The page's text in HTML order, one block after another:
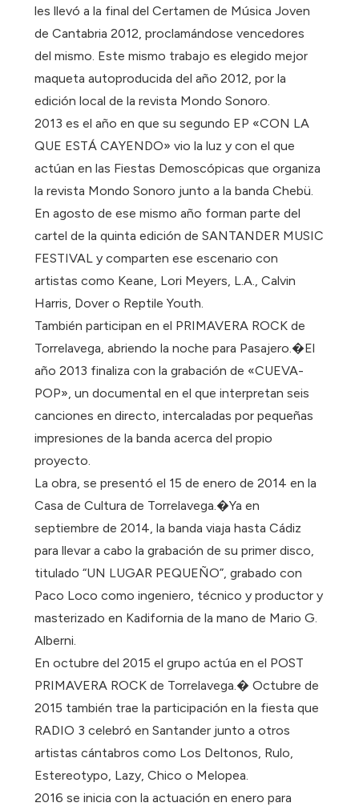
les llevó a la final del Certamen de Música Joven
de Cantabria 2012, proclamándose vencedores
del mismo. Este mismo trabajo es elegido mejor
maqueta autoproducida del año 2012, por la
edición local de la revista Mondo Sonoro.
2013 es el año en que su segundo EP «CON LA
QUE ESTÁ CAYENDO» vio la luz y con el que
actúan en las Fiestas Demoscópicas que organiza
la revista Mondo Sonoro junto a la banda Chebü.
En agosto de ese mismo año forman parte del
cartel de la quinta edición de SANTANDER MUSIC
FESTIVAL y comparten ese escenario con
artistas como Keane, Lori Meyers, L.A., Calvin
Harris, Dover o Reptile Youth.
También participan en el PRIMAVERA ROCK de
Torrelavega, abriendo la noche para Pasajero.�El
año 2013 finaliza con la grabación de «CUEVA-
POP», un documental en el que interpretan seis
canciones en directo, intercaladas por pequeñas
impresiones de la banda acerca del propio
proyecto.
La obra, se presentó el 15 de enero de 2014 en la
Casa de Cultura de Torrelavega.�Ya en
septiembre de 2014, la banda viaja hasta Cádiz
para llevar a cabo la grabación de su primer disco,
titulado “UN LUGAR PEQUEÑO”, grabado con
Paco Loco como ingeniero, técnico y productor y
masterizado en Kadifornia de la mano de Mario G.
Alberni.
En octubre del 2015 el grupo actúa en el POST
PRIMAVERA ROCK de Torrelavega.� Octubre de
2015 también trae la participación en la fiesta que
RADIO 3 celebró en Santander junto a otros
artistas cántabros como Los Deltonos, Rulo,
Estereotypo, Lazy, Chico o Melopea.
2016 se inicia con la actuación en enero para